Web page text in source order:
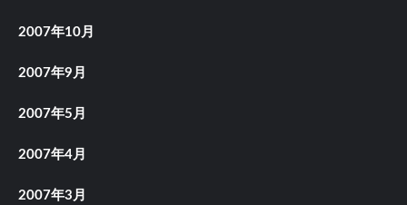
2007年10月
2007年9月
2007年5月
2007年4月
2007年3月